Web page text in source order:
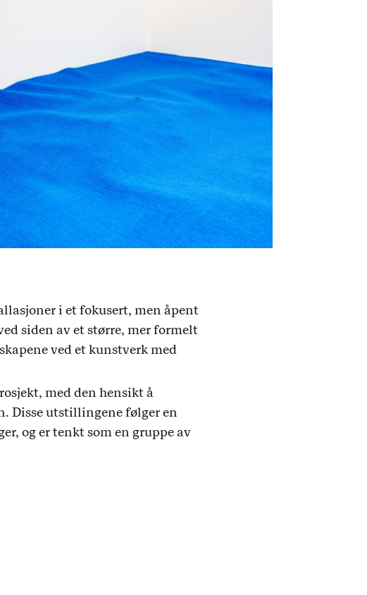
i et fokusert, men åpent
siden av et større, mer formelt
ved et kunstverk med
med den hensikt å
Disse utstillingene følger en
og er tenkt som en gruppe av